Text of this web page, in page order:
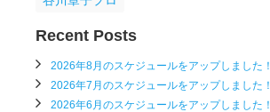
Recent Posts
2026年8月のスケジュールをアップしました！
2026年7月のスケジュールをアップしました！
2026年6月のスケジュールをアップしました！